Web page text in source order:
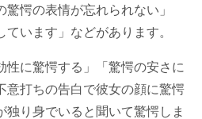
愕の表情が忘れられない」
ています」などがあります。
性に驚愕する」「驚愕の安さに
意打ちの告白で彼女の顔に驚愕
独り身でいると聞いて驚愕しま